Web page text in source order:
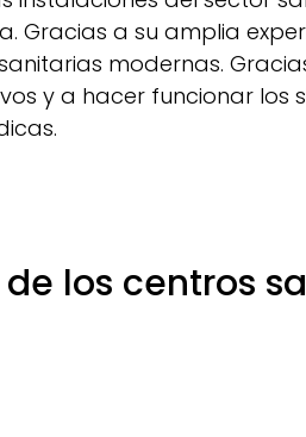
Gracias a su amplia
modernas.
y a hacer funcionar los
de los centros